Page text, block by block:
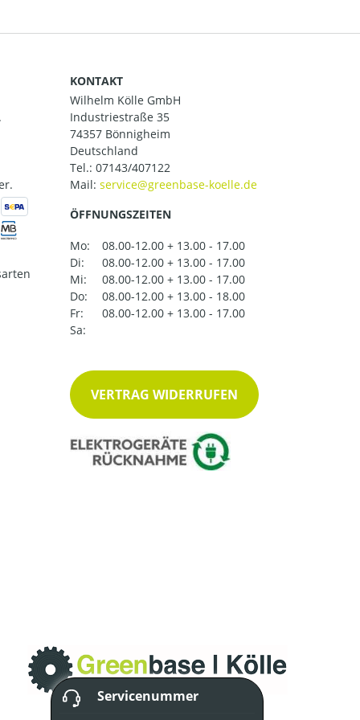
KONTAKT
Wilhelm Kölle GmbH
Industriestraße 35
74357 Bönnigheim
Deutschland
Tel.: 07143/407122
Mail:
ÖFFNUNGSZEITEN
Mo:
08.00-12.00 + 13.00 - 17.00
Di:
08.00-12.00 + 13.00 - 17.00
Mi:
08.00-12.00 + 13.00 - 17.00
Do:
08.00-12.00 + 13.00 - 18.00
Fr:
08.00-12.00 + 13.00 - 17.00
Sa:
VERTRAG WIDERRUFEN
Servicenummer